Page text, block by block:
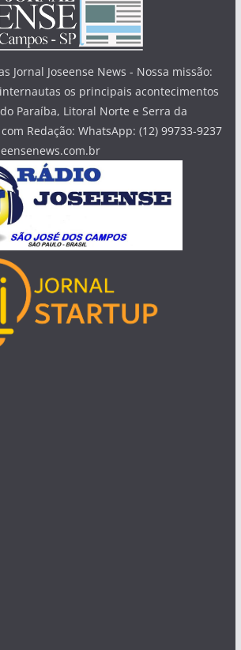
Jornal Joseense News - Nossa missão:
os principais acontecimentos
Paraíba, Litoral Norte e Serra da
Redação: WhatsApp: (12) 99733-9237